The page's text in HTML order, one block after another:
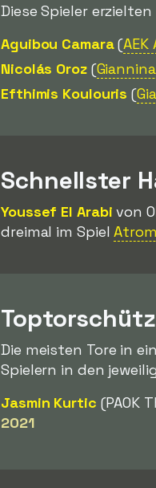
Diese Spieler
Aguibou Camara(
Nicolás Oroz(
Efthimis Koulouris (
Schnellster
Youssef El Arabi von
dreimal im Spiel
Die meisten Tore in
Spielern in den
Jasmin Kurtic (PAOK
2021